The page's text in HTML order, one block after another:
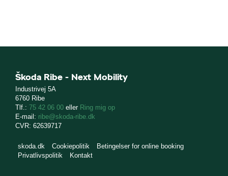
Škoda Ribe - Next Mobility
Industrivej 5A
6760 Ribe
Tlf.: 75 42 06 00 eller Ring mig op
E-mail: ribe@skoda-ribe.dk
CVR: 62639717
skoda.dk Cookiepolitik
Betingelser for online booking
Privatlivspolitik
Kontakt